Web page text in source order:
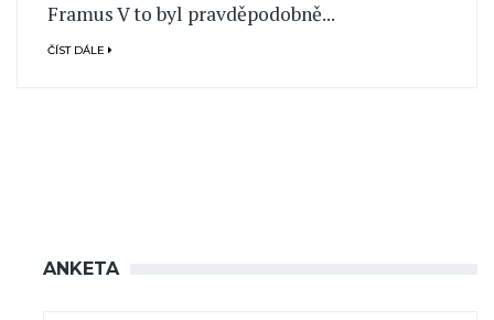
Framus V to byl pravděpodobně...
ČÍST DÁLE
ANKETA